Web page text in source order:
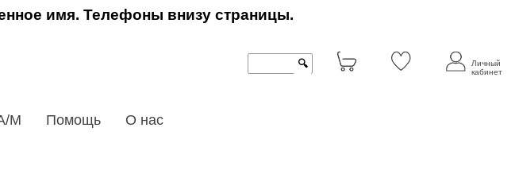
имя. Телефоны внизу страницы.
🔍
Личный
кабинет
М Помощь О нас